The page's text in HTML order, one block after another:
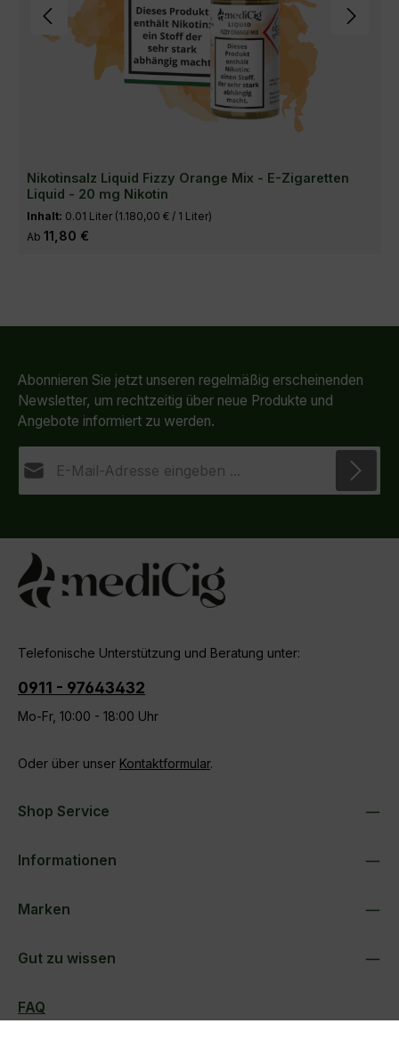
Nikotinsalz Liquid Fizzy Orange Mix - E-Zigaretten
Liquid - 20 mg Nikotin
Inhalt: 0.01 Liter (1.180,00 € / 1 Liter)
Regulärer Preis:
Ab11,80 €
Abonnieren Sie jetzt unseren regelmäßig erscheinenden
Newsletter, um rechtzeitig über neue Produkte und
Angebote informiert zu werden.
Kenntnis genommen und die
mit ihnen einverstanden.
Pflichtfelder.
Telefonische Unterstützung und Beratung unter:
0911 - 97643432
Mo-Fr, 10:00 - 18:00 Uhr
Oder über unser Kontaktformular.
Shop Service
Informationen
Marken
Gut zu wissen
FAQ